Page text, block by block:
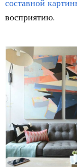
составной
восприятию.